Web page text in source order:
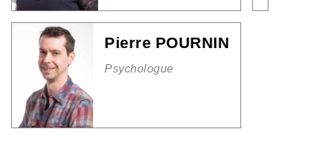
Pierre POURNIN
Psychologue